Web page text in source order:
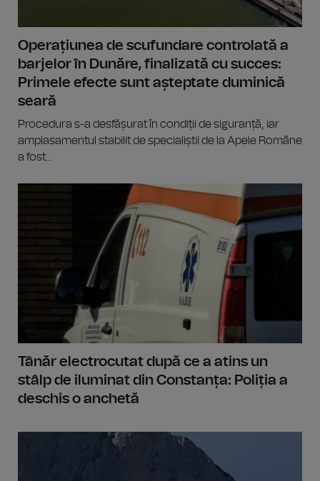
Operațiunea de scufundare controlată a
barjelor în Dunăre, finalizată cu succes:
Primele efecte sunt așteptate duminică
seară
Procedura s-a desfășurat în condiții de siguranță, iar
amplasamentul stabilit de specialiștii de la Apele Române
a fost...
Tânăr electrocutat după ce a atins un
stâlp de iluminat din Constanța: Poliția a
deschis o anchetă